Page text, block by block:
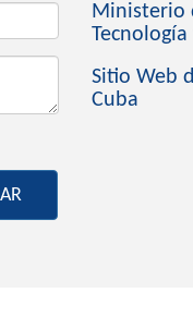
Ministerio
Sitio Web
Cuba